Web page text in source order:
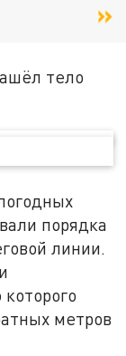
тело
порядка
линии.
метров